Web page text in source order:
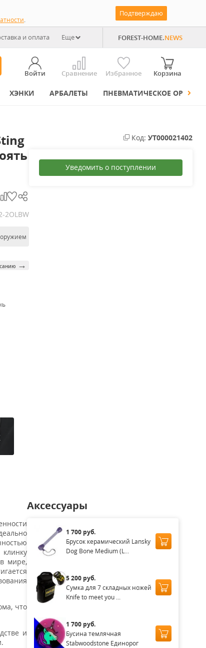
.
Подтверждаю
и оплата Еще FOREST-HOME.NEWS
Войти Сравнение Избранное Корзина
ХЭНКИ АРБАЛЕТЫ ПНЕВМАТИЧЕСКОЕ ОРУЖИЕ
2OLBW
→
Код: УТ000021402
Уведомить о поступлении
мире,
что
и
Аксессуары
1 700 руб.
Брусок керамический Lansky
Dog Bone Medium (L...
5 200 руб.
Сумка для 7 складных ножей
Knife to meet you ...
1 700 руб.
Бусина темлячная
Stabwoodstone Единорог